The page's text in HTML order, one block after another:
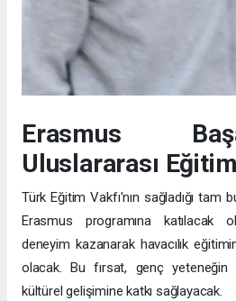
Erasmus
Uluslararası Eğitim
Türk Eğitim Vakfı'nın sağladığı tam
Erasmus programına katılacak
deneyim kazanarak havacılık
olacak. Bu fırsat, genç
kültürel gelişimine katkı sağlayacak.